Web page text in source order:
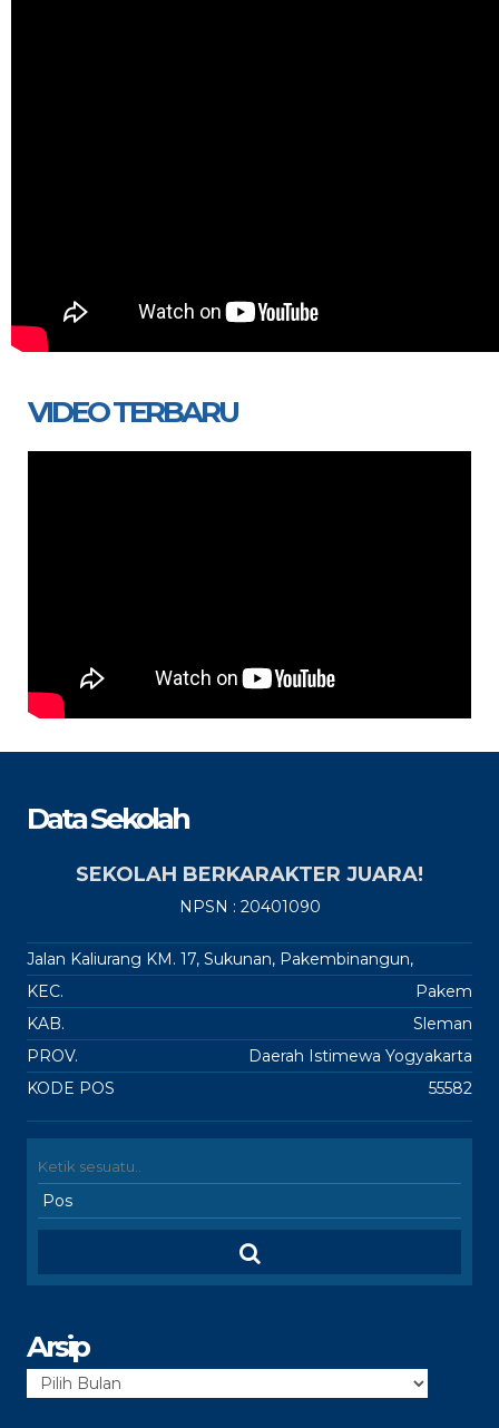
VIDEO TERBARU
Data Sekolah
SEKOLAH BERKARAKTER JUARA!
NPSN : 20401090
Jalan Kaliurang KM. 17, Sukunan, Pakembinangun,
KEC.
Pakem
KAB.
Sleman
PROV.
Daerah Istimewa Yogyakarta
KODE POS
55582
Arsip
Arsip